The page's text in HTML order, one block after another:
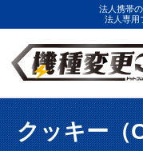
法人携帯
法人専用
クッキー（